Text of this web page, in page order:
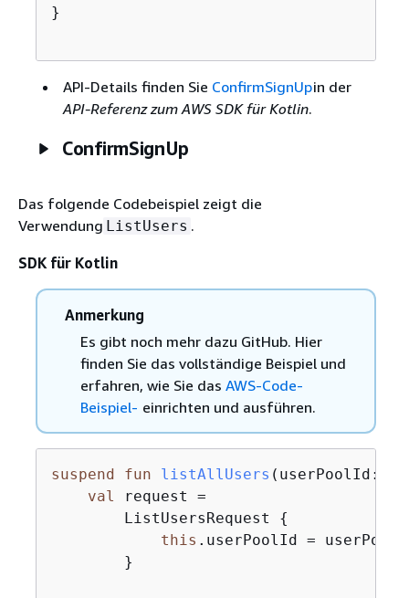
}
API-Details finden Sie ConfirmSignUpin der
API-Referenz zum AWS SDK für Kotlin.
ConfirmSignUp
Das folgende Codebeispiel zeigt die
Verwendung ListUsers .
SDK für Kotlin
Anmerkung
Es gibt noch mehr dazu GitHub. Hier
finden Sie das vollständige Beispiel und
erfahren, wie Sie das AWS-Code-
Beispiel- einrichten und ausführen.
suspend fun listAllUsers (userPoolId:
val
request =
        ListUsersRequest
{
this .userPoolId =
        }